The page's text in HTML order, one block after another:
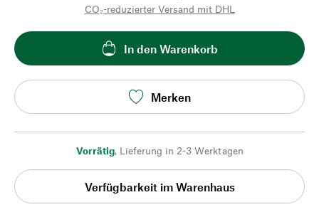
CO₂-reduzierter Versand mit DHL
In den Warenkorb
Merken
Vorrätig, Lieferung in 2-3 Werktagen
Verfügbarkeit im Warenhaus